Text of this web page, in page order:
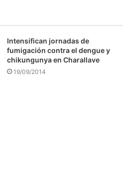
Intensifican jornadas de
fumigación contra el dengue y
chikungunya en Charallave
19/09/2014